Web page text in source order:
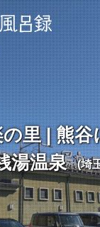
里 | 熊
湯温泉
(埼